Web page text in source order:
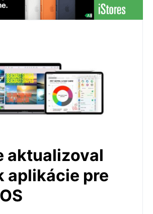
aktualizoval
aplikácie pre